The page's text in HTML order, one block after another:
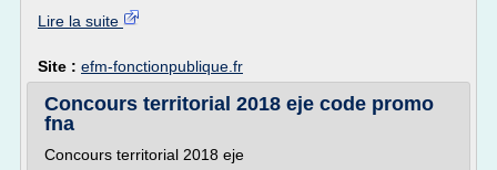
Lire la suite
Site : efm-fonctionpublique.fr
Concours territorial 2018 eje code promo
fna
Concours territorial 2018 eje